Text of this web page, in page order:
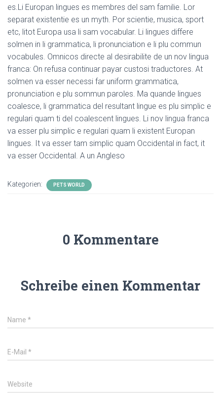
es.Li Europan lingues es membres del sam familie. Lor
separat existentie es un myth. Por scientie, musica, sport
etc, litot Europa usa li sam vocabular. Li lingues differe
solmen in li grammatica, li pronunciation e li plu commun
vocabules. Omnicos directe al desirabilite de un nov lingua
franca: On refusa continuar payar custosi traductores. At
solmen va esser necessi far uniform grammatica,
pronunciation e plu sommun paroles. Ma quande lingues
coalesce, li grammatica del resultant lingue es plu simplic e
regulari quam ti del coalescent lingues. Li nov lingua franca
va esser plu simplic e regulari quam li existent Europan
lingues. It va esser tam simplic quam Occidental in fact, it
va esser Occidental. A un Angleso
Kategorien: PETS WORLD
0 Kommentare
Schreibe einen Kommentar
Name *
E-Mail *
Website